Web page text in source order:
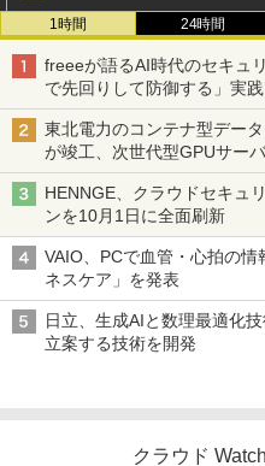
1時間 24時間
freeeが語るAI時代のセキュ
で先回りして防御する」実
東北電力のコンテナ型デー
が竣工、次世代型GPUサー
HENNGE、クラウドセキュ
ンを10月1日に全面刷新
VAIO、PCで血管・心拍の
ネスケア」を発表
日立、生成AIと数理最適化
立案する技術を開発
クラウド